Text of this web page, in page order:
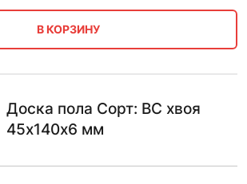
В КОРЗИНУ
Доска пола Сорт: BC хвоя
45х140х6 мм